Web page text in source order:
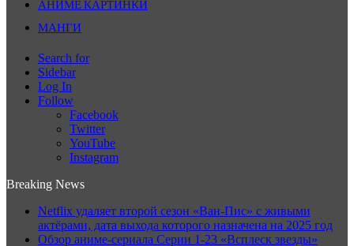
МАНГИ
Search for
Sidebar
Log In
Follow
Facebook
Twitter
YouTube
Instagram
Breaking News
Netflix удаляет второй сезон «Ван-Пис» с живыми
актёрами, дата выхода которого назначена на 2025 год
Обзор аниме-сериала Серии 1-23 «Всплеск звезды»